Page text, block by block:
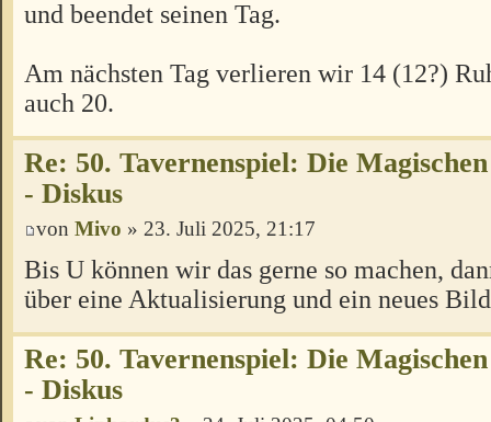
und beendet seinen Tag.
Am nächsten Tag verlieren wir 14 (12?)
auch 20.
Re: 50. Tavernenspiel: Die
- Diskus
von Mivo » 23. Juli 2025, 21:17
Bis U können wir das gerne so machen,
über eine Aktualisierung und ein neues
Re: 50. Tavernenspiel: Die
- Diskus